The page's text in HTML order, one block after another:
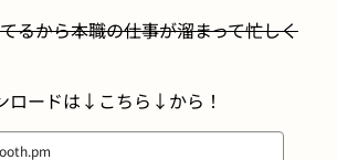
るから本職の仕事が溜まって忙しく
ロードは↓こちら↓から！